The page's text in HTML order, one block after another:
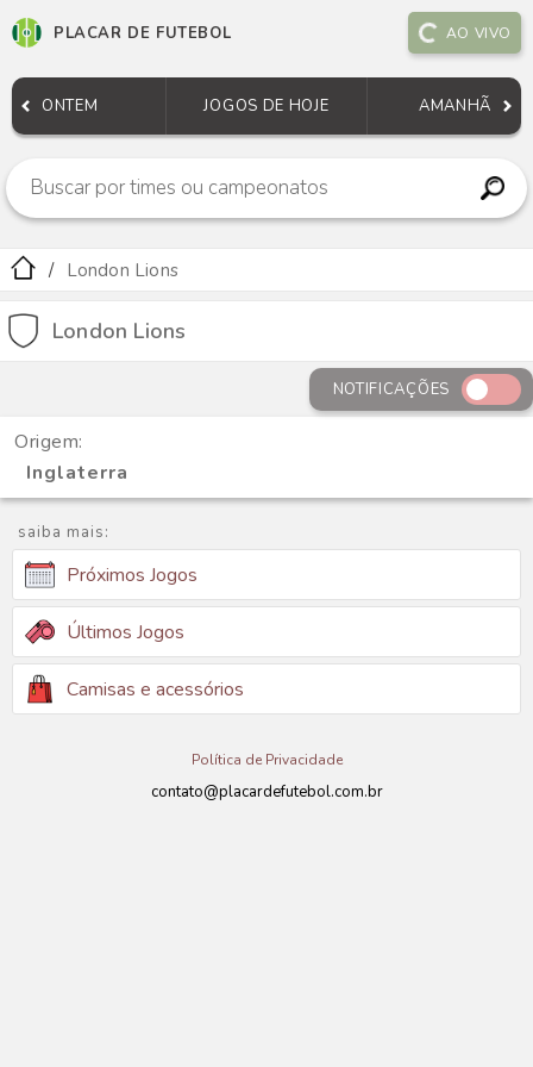
PLACAR DE FUTEBOL AO VIVO
ONTEM JOGOS DE HOJE AMANHÃ
London Lions
London Lions
NOTIFICAÇÕES
Origem:
Inglaterra
saiba mais:
Próximos Jogos
Últimos Jogos
Camisas e acessórios
Política de Privacidade
contato@placardefutebol.com.br